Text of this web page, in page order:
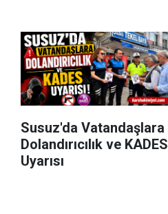
Susuz'da Vatandaşlara
Dolandırıcılık ve KADES
Uyarısı